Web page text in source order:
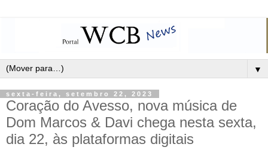
▼
sexta-feira, setembro 22, 2023
Coração do Avesso, nova música de
Dom Marcos & Davi chega nesta sexta,
dia 22, às plataformas digitais